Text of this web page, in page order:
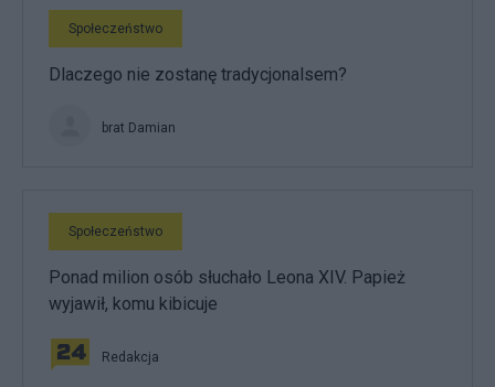
Społeczeństwo
Dlaczego nie zostanę tradycjonalsem?
brat Damian
Społeczeństwo
Ponad milion osób słuchało Leona XIV. Papież
wyjawił, komu kibicuje
Redakcja